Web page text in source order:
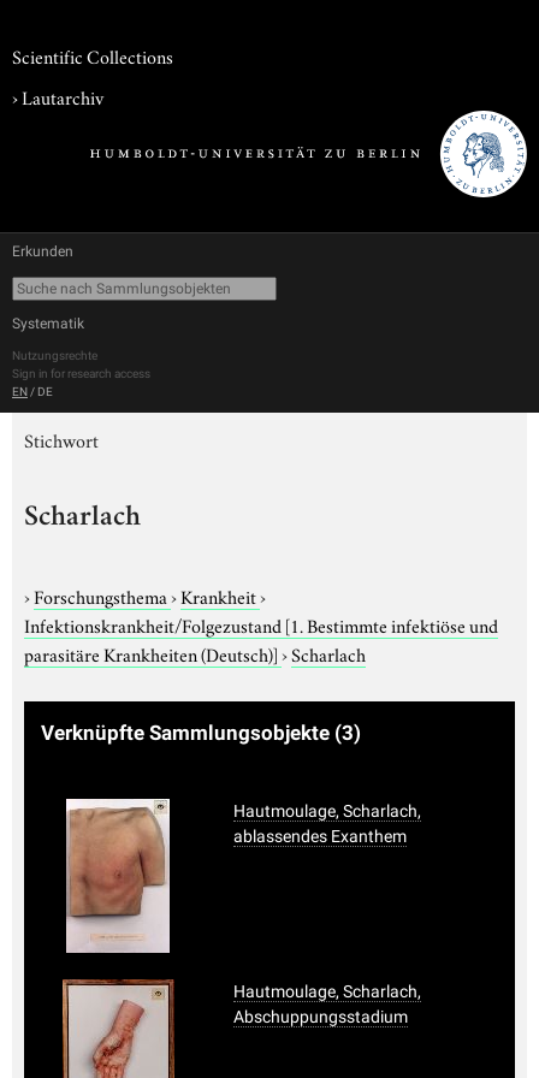
Scientific Collections
›Lautarchiv
Erkunden
Systematik
Nutzungsrechte
Sign in for research access
EN / DE
Stichwort
Scharlach
›Forschungsthema›Krankheit›
Infektionskrankheit/Folgezustand [1. Bestimmte infektiöse und
parasitäre Krankheiten (Deutsch)]›Scharlach
Verknüpfte Sammlungsobjekte (3)
Hautmoulage, Scharlach,
ablassendes Exanthem
Hautmoulage, Scharlach,
Abschuppungsstadium